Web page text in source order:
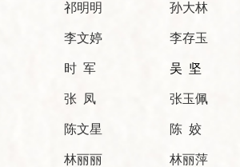
祁明明 孙大林
李文婷 李存玉
时 军 吴 坚
张 凤 张玉佩
陈文星 陈 姣
林丽丽 林丽萍